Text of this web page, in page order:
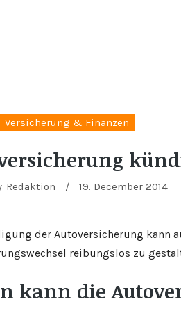
Versicherung & Finanzen
Redaktion / 19. December 2014
der Autoversicherung kann
reibungslos zu
kann die